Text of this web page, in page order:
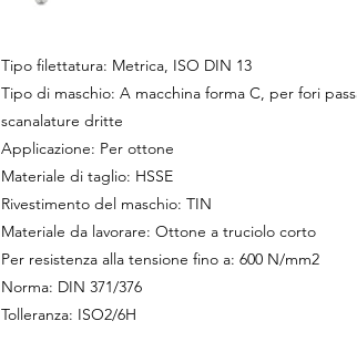
Tipo filettatura: Metrica, ISO DIN 13
Tipo di maschio: A macchina forma C, per fori
scanalature dritte
Applicazione: Per ottone
Materiale di taglio: HSSE
Rivestimento del maschio: TIN
Materiale da lavorare: Ottone a truciolo corto
Per resistenza alla tensione fino a: 600 N/mm2
Norma: DIN 371/376
Tolleranza: ISO2/6H